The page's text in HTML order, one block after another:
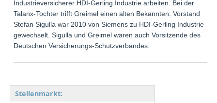
Industrieversicherer HDI-Gerling Industrie arbeiten. Bei der
Talanx-Tochter trifft Greimel einen alten Bekannten: Vorstand
Stefan Sigulla war 2010 von Siemens zu HDI-Gerling Industrie
gewechselt. Sigulla und Greimel waren auch Vorsitzende des
Deutschen Versicherungs-Schutzverbandes.
Stellenmarkt: